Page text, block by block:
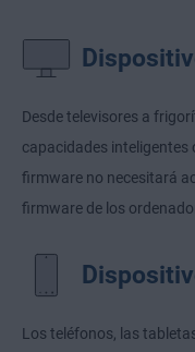
Desde televisores a
capacidades
firmware no necesitará
firmware de los
Los teléfonos, las